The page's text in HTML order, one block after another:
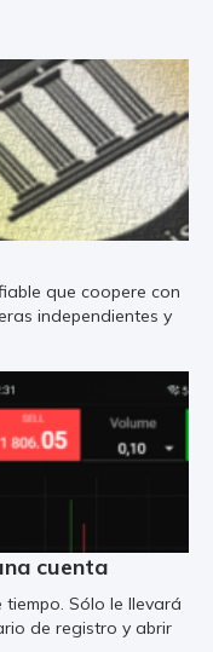
que coopere con
independientes y
cuenta
Sólo le llevará
de registro y abrir